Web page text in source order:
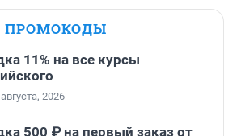
ПРОМОКОДЫ
11% на все курсы
2026
500 ₽ на первый заказ от